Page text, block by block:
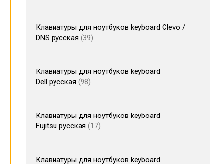
Клавиатуры для ноутбуков keyboard Clevo /
DNS русская 39
Клавиатуры для ноутбуков keyboard
Dell русская 98
Клавиатуры для ноутбуков keyboard
Fujitsu русская
17
Клавиатуры для ноутбуков keyboard